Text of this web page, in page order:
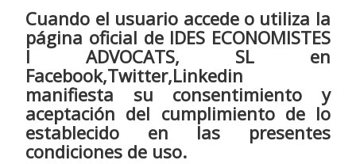
Cuando el usuario accede o utiliza la
página oficial de IDES ECONOMISTES
I ADVOCATS, SL en
Facebook,Twitter,Linkedin
manifiesta su consentimiento y
aceptación del cumplimiento de lo
establecido en las presentes
condiciones de uso.